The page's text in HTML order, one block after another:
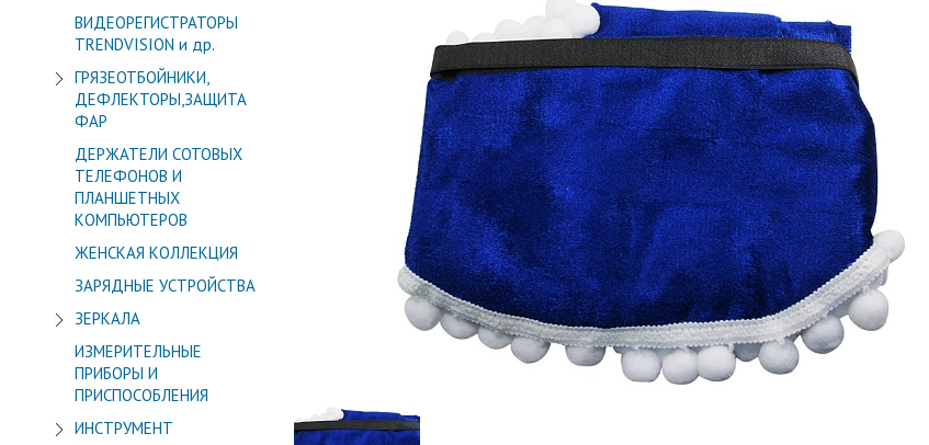
ВИДЕОРЕГИСТРАТОРЫ
TRENDVISION и др.
ГРЯЗЕОТБОЙНИКИ,
ДЕФЛЕКТОРЫ,ЗАЩИТА
ФАР
ДЕРЖАТЕЛИ СОТОВЫХ
ТЕЛЕФОНОВ И
ПЛАНШЕТНЫХ
КОМПЬЮТЕРОВ
ЖЕНСКАЯ КОЛЛЕКЦИЯ
ЗАРЯДНЫЕ УСТРОЙСТВА
ЗЕРКАЛА
ИЗМЕРИТЕЛЬНЫЕ
ПРИБОРЫ И
ПРИСПОСОБЛЕНИЯ
ИНСТРУМЕНТ